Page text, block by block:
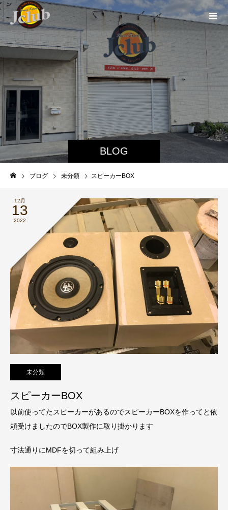
BLOG
ブログ 未分類 スピーカーBOX
12月
13
2022
未分類
スピーカーBOX
以前使ってたスピーカーがあるのでスピーカーBOXを作ってと依
頼受けましたのでBOX製作に取り掛かります
寸法通りにMDFを切って組み上げ